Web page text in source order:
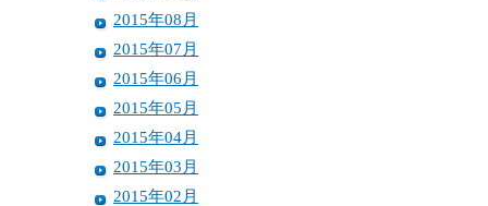
2015年08月
2015年07月
2015年06月
2015年05月
2015年04月
2015年03月
2015年02月